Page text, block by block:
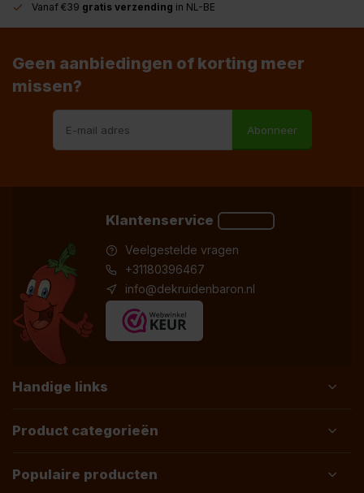
Vanaf €39 gratis verzending in NL-BE
Geen aanbiedingen of korting meer
missen?
Abonneer
Klantenservice
Veelgestelde vragen
+31180396467
info@dekruidenbaron.nl
Handige links
Product categorieën
Populaire producten